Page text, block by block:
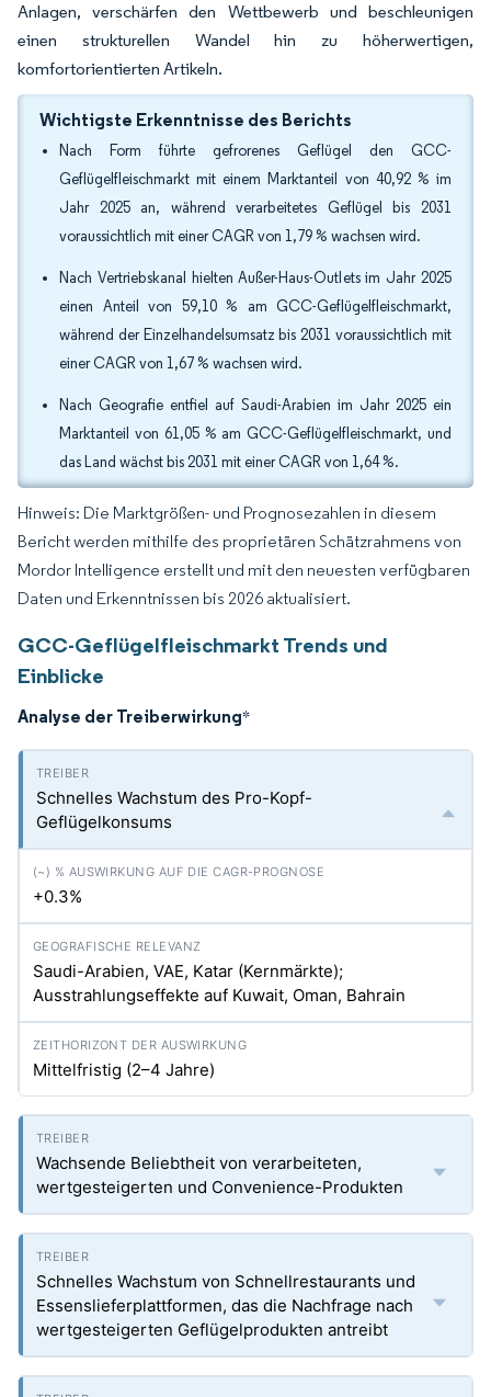
Anlagen, verschärfen den Wettbewerb und beschleunigen
einen strukturellen Wandel hin zu höherwertigen,
komfortorientierten Artikeln.
Wichtigste Erkenntnisse des Berichts
Nach Form führte gefrorenes Geflügel den GCC-
Geflügelfleischmarkt mit einem Marktanteil von 40,92 % im
Jahr 2025 an, während verarbeitetes Geflügel bis 2031
voraussichtlich mit einer CAGR von 1,79 % wachsen wird.
Nach Vertriebskanal hielten Außer-Haus-Outlets im Jahr 2025
einen Anteil von 59,10 % am GCC-Geflügelfleischmarkt,
während der Einzelhandelsumsatz bis 2031 voraussichtlich mit
einer CAGR von 1,67 % wachsen wird.
Nach Geografie entfiel auf Saudi-Arabien im Jahr 2025 ein
Marktanteil von 61,05 % am GCC-Geflügelfleischmarkt, und
das Land wächst bis 2031 mit einer CAGR von 1,64 %.
Hinweis: Die Marktgrößen- und Prognosezahlen in diesem
Bericht werden mithilfe des proprietären Schätzrahmens von
Mordor Intelligence erstellt und mit den neuesten verfügbaren
Daten und Erkenntnissen bis 2026 aktualisiert.
GCC-Geflügelfleischmarkt Trends und
Einblicke
Analyse der Treiberwirkung*
Schnelles Wachstum des Pro-Kopf-
Geflügelkonsums
+0.3%
Saudi-Arabien, VAE, Katar (Kernmärkte);
Ausstrahlungseffekte auf Kuwait, Oman, Bahrain
Mittelfristig (2–4 Jahre)
Wachsende Beliebtheit von verarbeiteten,
wertgesteigerten und Convenience-Produkten
Schnelles Wachstum von Schnellrestaurants und
Essenslieferplattformen, das die Nachfrage nach
wertgesteigerten Geflügelprodukten antreibt